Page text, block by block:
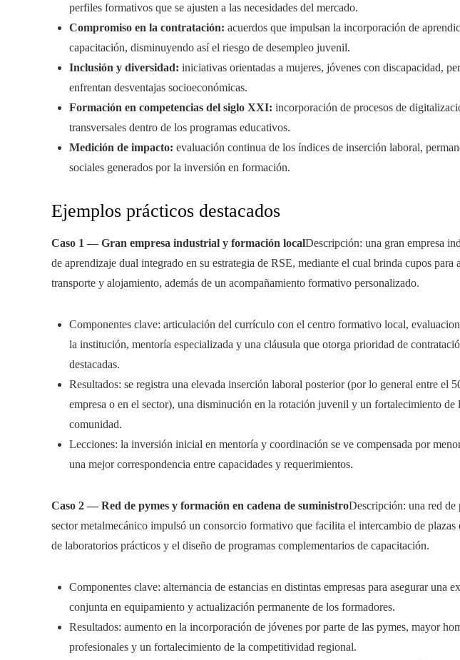
perfiles formativos que se ajusten a las necesidades del mercado.
Compromiso en la contratación: acuerdos que impulsan la incorporación de
capacitación, disminuyendo así el riesgo de desempleo juvenil.
Inclusión y diversidad: iniciativas orientadas a mujeres, jóvenes con discapacidad,
enfrentan desventajas socioeconómicas.
Formación en competencias del siglo XXI: incorporación de procesos de
transversales dentro de los programas educativos.
Medición de impacto: evaluación continua de los índices de inserción laboral,
sociales generados por la inversión en formación.
Ejemplos prácticos destacados
Caso 1 — Gran empresa industrial y formación localDescripción: una gran empresa
de aprendizaje dual integrado en su estrategia de RSE, mediante el cual brinda cupos para
transporte y alojamiento, además de un acompañamiento formativo personalizado.
Componentes clave: articulación del currículo con el centro formativo local,
la institución, mentoría especializada y una cláusula que otorga prioridad de
destacadas.
Resultados: se registra una elevada inserción laboral posterior (por lo general entre el
empresa o en el sector), una disminución en la rotación juvenil y un fortalecimiento de
comunidad.
Lecciones: la inversión inicial en mentoría y coordinación se ve compensada por
una mejor correspondencia entre capacidades y requerimientos.
Caso 2 — Red de pymes y formación en cadena de suministroDescripción: una red de
sector metalmecánico impulsó un consorcio formativo que facilita el intercambio de
de laboratorios prácticos y el diseño de programas complementarios de capacitación.
Componentes clave: alternancia de estancias en distintas empresas para asegurar una
conjunta en equipamiento y actualización permanente de los formadores.
Resultados: aumento en la incorporación de jóvenes por parte de las pymes, mayor
profesionales y un fortalecimiento de la competitividad regional.